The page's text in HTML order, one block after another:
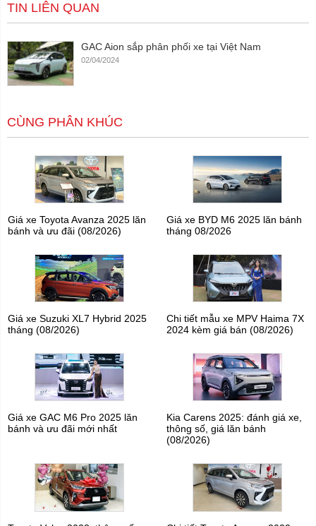
TIN LIÊN QUAN
GAC Aion sắp phân phối xe tại Việt Nam
02/04/2024
CÙNG PHÂN KHÚC
Giá xe Toyota Avanza 2025 lăn
bánh và ưu đãi (08/2026)
Giá xe BYD M6 2025 lăn bánh
tháng 08/2026
Giá xe Suzuki XL7 Hybrid 2025
tháng (08/2026)
Chi tiết mẫu xe MPV Haima 7X
2024 kèm giá bán (08/2026)
Giá xe GAC M6 Pro 2025 lăn
bánh và ưu đãi mới nhất
Kia Carens 2025: đánh giá xe,
thông số, giá lăn bánh
(08/2026)